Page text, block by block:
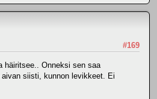
#169
häiritsee.. Onneksi sen saa
aivan siisti, kunnon levikkeet. Ei